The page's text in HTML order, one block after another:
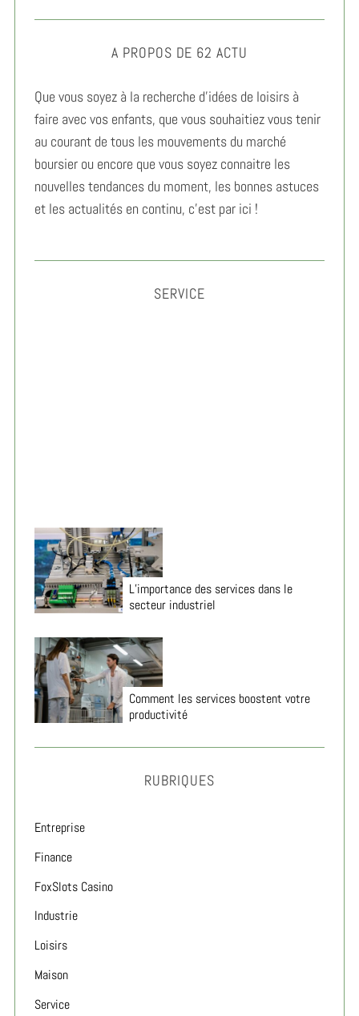
A PROPOS DE 62 ACTU
Que vous soyez à la recherche d’idées de loisirs à
faire avec vos enfants, que vous souhaitiez vous tenir
au courant de tous les mouvements du marché
boursier ou encore que vous soyez connaitre les
nouvelles tendances du moment, les bonnes astuces
et les actualités en continu, c’est par ici !
SERVICE
L’importance des services dans le
secteur industriel
Comment les services boostent votre
productivité
RUBRIQUES
Entreprise
Finance
FoxSlots Casino
Industrie
Loisirs
Maison
Service